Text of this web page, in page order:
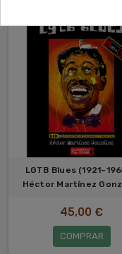
LGTB Blues
Héctor Martínez
45,00 €
COMPRAR